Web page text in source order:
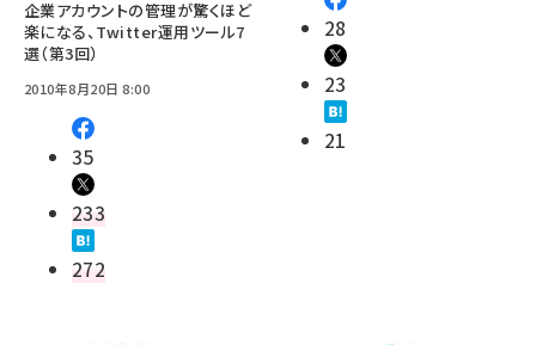
企業アカウントの管理が驚くほど
楽になる、Twitter運用ツール7
選（第3回）
2010年8月20日 8:00
35
233
272
28
23
21